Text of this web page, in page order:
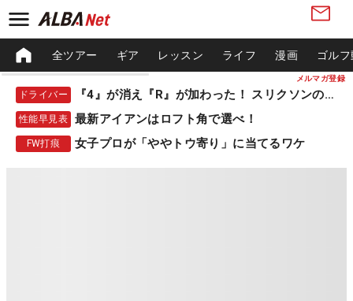
メルマガ登録
全ツアー ギア レッスン ライフ 漫画 ゴル
ドライバー 『4』が消え『R』が加わった！ スリクソンの新作
性能早見表 最新アイアンはロフト角で選べ！
FW打痕 女子プロが「ややトウ寄り」に当てるワケ